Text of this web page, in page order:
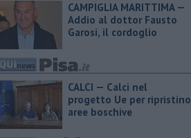
CAMPIGLIA MARITTIMA —
Addio al dottor Fausto
Garosi, il cordoglio
CALCI — Calci nel
progetto Ue per ripristino
aree boschive